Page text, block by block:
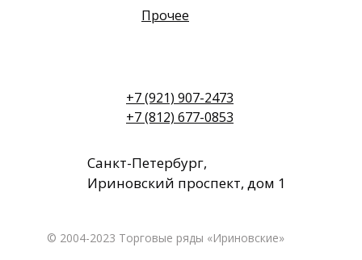
+7 (921) 907-2473
+7 (812) 677-0853
© 2004-2023 Торговые ряды «Ириновские»
Прочее
Санкт-Петербург,
Ириновский проспект, дом 1